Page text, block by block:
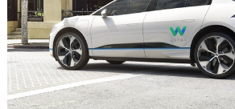
Marques